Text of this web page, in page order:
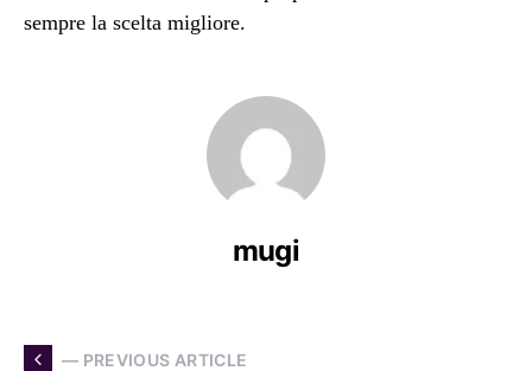
sempre la scelta migliore.
mugi
— PREVIOUS ARTICLE